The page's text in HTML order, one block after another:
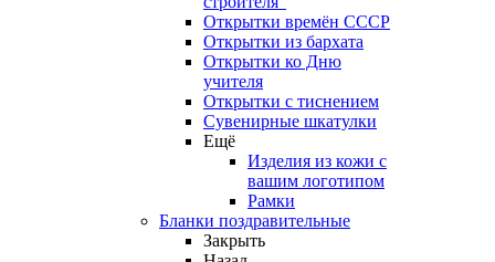
Открытки времён СССР
Открытки из бархата
Открытки ко Дню
учителя
Открытки с тиснением
Сувенирные шкатулки
Ещё
Изделия из кожи с
вашим логотипом
Рамки
Бланки поздравительные
Закрыть